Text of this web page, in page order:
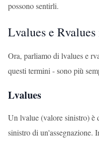
possono sentirli.
Lvalues e
Ora, parliamo di lvalues e
questi termini - sono più
Lvalues
Un lvalue (valore sinistro) è
sinistro di un'assegnazione.